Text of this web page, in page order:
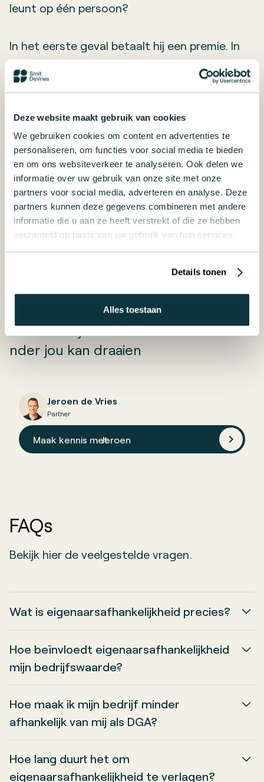
Deze website maakt gebruik van cookies
We gebruiken cookies om content en advertenties te
personaliseren, om functies voor social media te bieden
en om ons websiteverkeer te analyseren. Ook delen we
informatie over uw gebruik van onze site met onze
partners voor social media, adverteren en analyse. Deze
partners kunnen deze gegevens combineren met andere
informatie die u aan ze heeft verstrekt of die ze hebben
verzameld op basis van uw gebruik van hun services.
Details tonen
Alles toestaan
leunt op één persoon?
In het eerste geval betaalt hij een premie. In
het tweede geval vraagt hij een forse korting.
Of hij loopt weg. De waarde van je bedrijf zit
overdraagbaarheid. In het antwoord op de
vraag: kan dit zonder mij?
Hoe overdraagbaar is jouw organisatie? En
wat doet dat met je waarde? De SmitDeVries
Waardescan geeft antwoord. 10 vragen. 3
minuten. Een eerlijke spiegel.
2/3/2026
Jouw bedrijf is zoveel waard als het zo
nder jou kan draaien
Jeroen de Vries
Partner
Maak kennis metJeroen
FAQs
Bekijk hier de veelgestelde vragen.
Wat is eigenaarsafhankelijkheid precies?
organisatie niet zelfstandig kan functioneren
zonder de dagelijkse sturing van de DGA.
‘volledig afhankelijk’ tot ‘volledig zelfsturend.’
Hoe beïnvloedt eigenaarsafhankelijkheid
mijn bedrijfswaarde?
is moeilijker overdraagbaar en minder
aantrekkelijk voor investeerders. Dit leidt tot
kapitaalronde.
Hoe maak ik mijn bedrijf minder
afhankelijk van mij als DGA?
operationele onafhankelijkheid (dagelijkse
Hoe lang duurt het om
eigenaarsafhankelijkheid te verlagen?